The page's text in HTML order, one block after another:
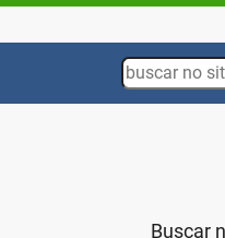
Search
Buscar